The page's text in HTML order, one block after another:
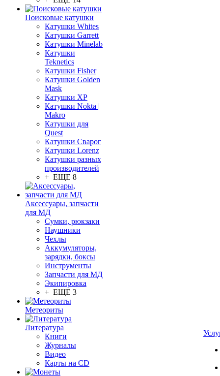
Поисковые катушки
Катушки Whites
Катушки Garrett
Катушки Minelab
Катушки
Teknetics
Катушки Fisher
Катушки Golden
Mask
Катушки XP
Катушки Nokta |
Makro
Катушки для
Quest
Катушки Сварог
Катушки Lorenz
Катушки разных
производителей
+ ЕЩЕ 8
Аксессуары, запчасти
для МД
Сумки, рюкзаки
Наушники
Чехлы
Аккумуляторы,
зарядки, боксы
Инструменты
Запчасти для МД
Экипировка
+ ЕЩЕ 3
Метеориты
Литература
Книги
Журналы
Видео
Карты на CD